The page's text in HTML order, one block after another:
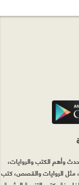
وأهم الكتب والروايات،
مثل الروايات والقصص، كتب